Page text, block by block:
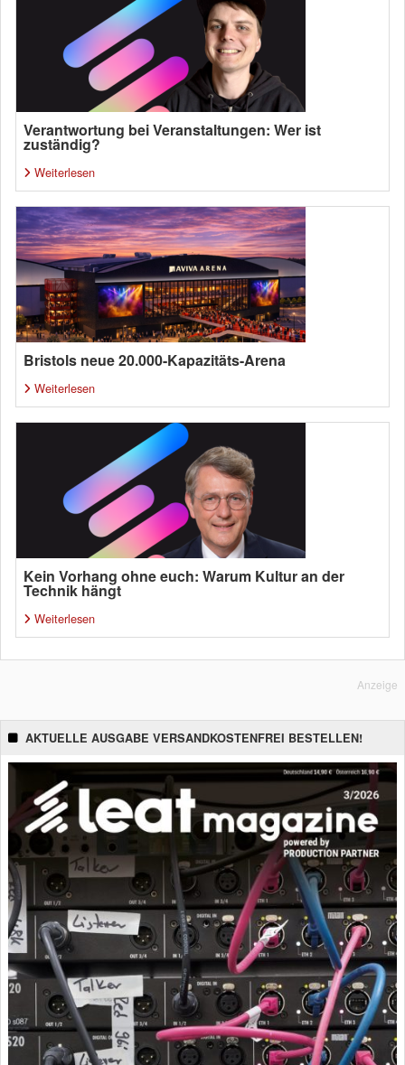
Verantwortung bei Veranstaltungen: Wer ist
zuständig?
Weiterlesen
Bristols neue 20.000-Kapazitäts-Arena
Weiterlesen
Kein Vorhang ohne euch: Warum Kultur an der
Technik hängt
Weiterlesen
Anzeige
AKTUELLE AUSGABE VERSANDKOSTENFREI BESTELLEN!